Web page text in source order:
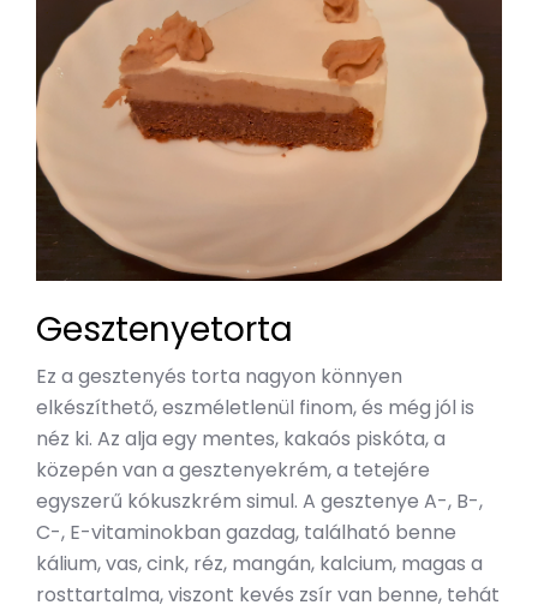
Gesztenyetorta
Ez a gesztenyés torta nagyon könnyen
elkészíthető, eszméletlenül finom, és még jól is
néz ki. Az alja egy mentes, kakaós piskóta, a
közepén van a gesztenyekrém, a tetejére
egyszerű kókuszkrém simul. A gesztenye A-, B-,
C-, E-vitaminokban gazdag, található benne
kálium, vas, cink, réz, mangán, kalcium, magas a
rosttartalma, viszont kevés zsír van benne, tehát